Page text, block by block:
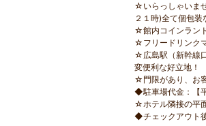
☆いらっしゃいま
２１時)全て個包
☆館内コインラン
☆フリードリンク
☆広島駅（新幹線
変便利な好立地！
☆門限があり、お
◆駐車場代金：【
☆ホテル隣接の平
◆チェックアウト